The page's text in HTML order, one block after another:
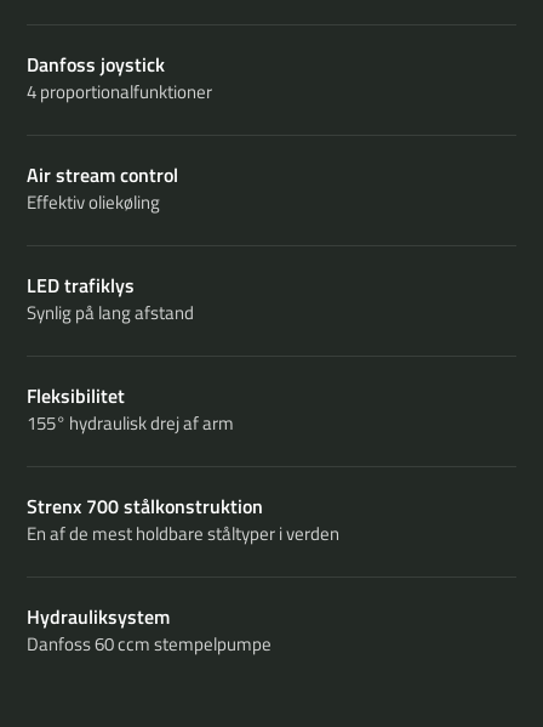
Danfoss joystick
4 proportionalfunktioner
Air stream control
Effektiv oliekøling
LED trafiklys
Synlig på lang afstand
Fleksibilitet
155° hydraulisk drej af arm
Strenx 700 stålkonstruktion
En af de mest holdbare ståltyper i verden
Hydrauliksystem
Danfoss 60 ccm stempelpumpe